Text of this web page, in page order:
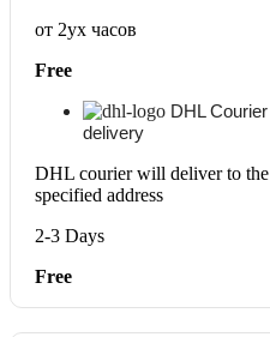
от 2ух часов
Free
DHL Courier
delivery
DHL courier will deliver to the
specified address
2-3 Days
Free